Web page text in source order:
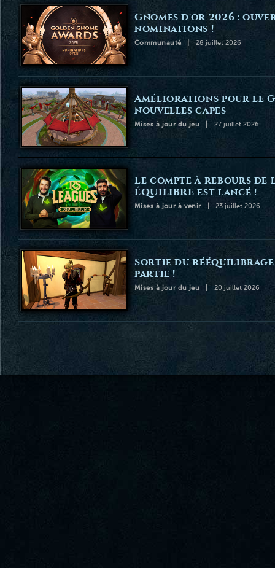
Gnomes d'or 2026 :
nominations !
Communauté 28 juillet 2026
Améliorations pour le
nouvelles capes
Mises à jour du jeu 27 juillet 2026
Le compte à rebours de
ÉQUILIBRE est lancé !
Mises à jour à venir 23 juillet 2026
Sortie du rééquilibrage
partie !
Mises à jour du jeu 20 juillet 2026